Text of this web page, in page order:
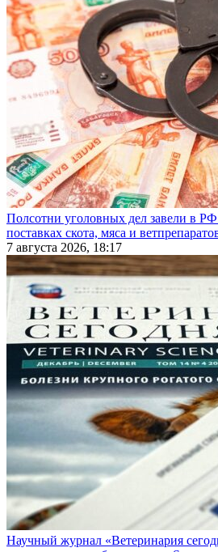
Полсотни уголовных дел завели в
поставках скота, мяса и
7 августа 2026, 18:17
Научный журнал «Ветеринария